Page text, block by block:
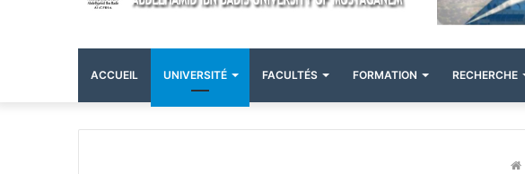
ACCUEIL UNIVERSITÉ FACULTÉS FORMATION RECHERCHE